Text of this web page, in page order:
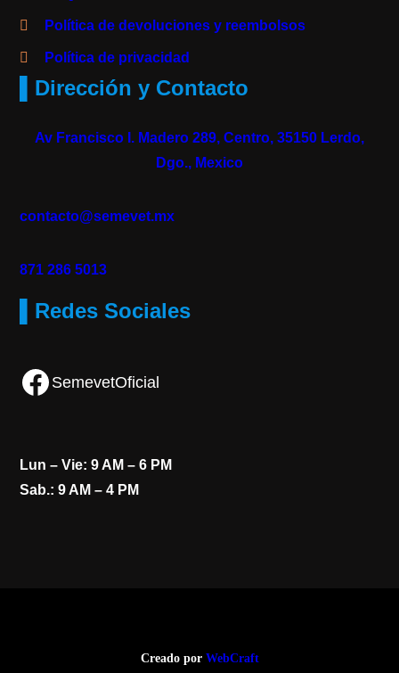
Política de devoluciones y reembolsos
Política de privacidad
▌Dirección y Contacto
Av Francisco I. Madero 289, Centro, 35150 Lerdo,
Dgo., Mexico
contacto@semevet.mx
871 286 5013
▌Redes Sociales
Facebook SemevetOficial
Lun – Vie: 9 AM – 6 PM
Sab.: 9 AM – 4 PM
Creado por WebCraft